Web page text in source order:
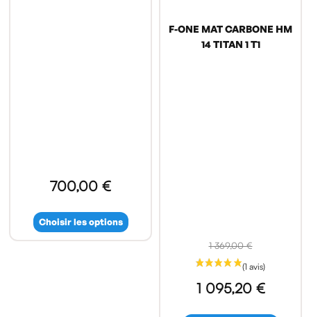
700,00 €
Choisir les options
F-ONE MAT CARBONE HM
14 TITAN 1 T1
1 369,00 €
1 095,20 €